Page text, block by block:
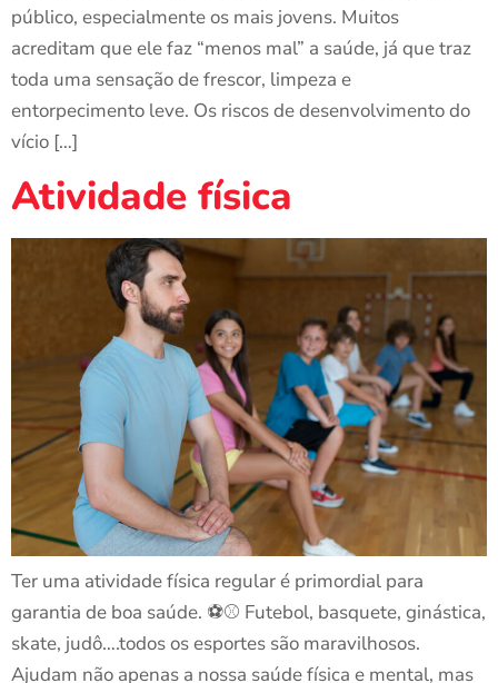
público, especialmente os mais jovens. Muitos
acreditam que ele faz “menos mal” a saúde, já que traz
toda uma sensação de frescor, limpeza e
entorpecimento leve. Os riscos de desenvolvimento do
vício […]
Atividade física
Ter uma atividade física regular é primordial para
garantia de boa saúde. ⚽⚾ Futebol, basquete, ginástica,
skate, judô….todos os esportes são maravilhosos.
Ajudam não apenas a nossa saúde física e mental, mas